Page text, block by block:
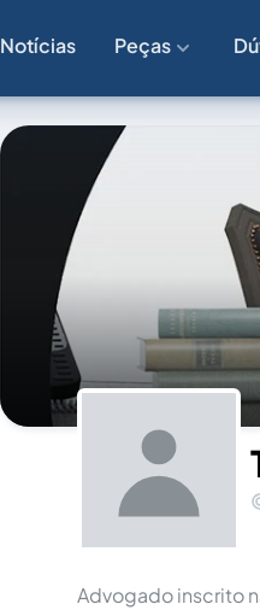
Notícias Peças
Advogado inscrito